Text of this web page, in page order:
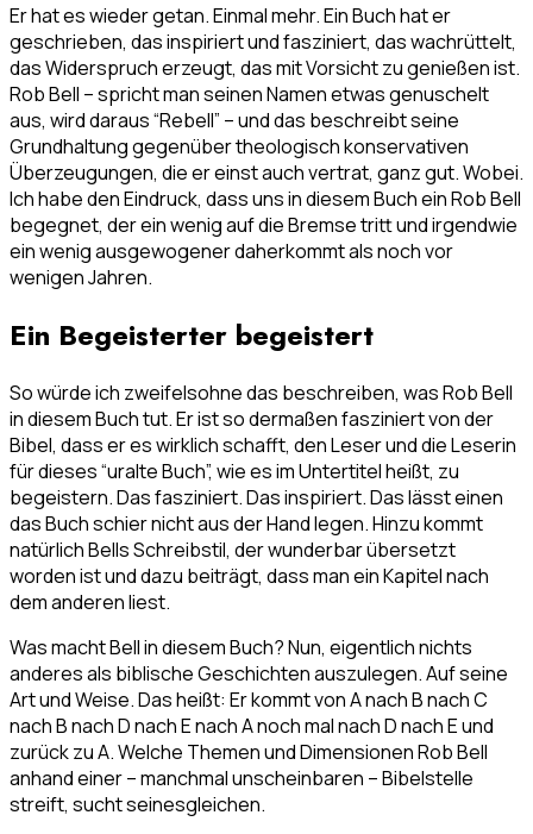
Er hat es wieder getan. Einmal mehr. Ein Buch hat er
geschrieben, das inspiriert und fasziniert, das wachrüttelt,
das Widerspruch erzeugt, das mit Vorsicht zu genießen ist.
Rob Bell – spricht man seinen Namen etwas genuschelt
aus, wird daraus “Rebell” – und das beschreibt seine
Grundhaltung gegenüber theologisch konservativen
Überzeugungen, die er einst auch vertrat, ganz gut. Wobei.
Ich habe den Eindruck, dass uns in diesem Buch ein Rob Bell
begegnet, der ein wenig auf die Bremse tritt und irgendwie
ein wenig ausgewogener daherkommt als noch vor
wenigen Jahren.
Ein Begeisterter begeistert
So würde ich zweifelsohne das beschreiben, was Rob Bell
in diesem Buch tut. Er ist so dermaßen fasziniert von der
Bibel, dass er es wirklich schafft, den Leser und die Leserin
für dieses “uralte Buch”, wie es im Untertitel heißt, zu
begeistern. Das fasziniert. Das inspiriert. Das lässt einen
das Buch schier nicht aus der Hand legen. Hinzu kommt
natürlich Bells Schreibstil, der wunderbar übersetzt
worden ist und dazu beiträgt, dass man ein Kapitel nach
dem anderen liest.
Was macht Bell in diesem Buch? Nun, eigentlich nichts
anderes als biblische Geschichten auszulegen. Auf seine
Art und Weise. Das heißt: Er kommt von A nach B nach C
nach B nach D nach E nach A noch mal nach D nach E und
zurück zu A. Welche Themen und Dimensionen Rob Bell
anhand einer – manchmal unscheinbaren – Bibelstelle
streift, sucht seinesgleichen.